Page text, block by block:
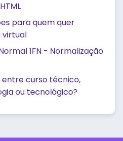
para quem quer
virtual
1FN - Normalização
entre curso técnico,
ou tecnológico?